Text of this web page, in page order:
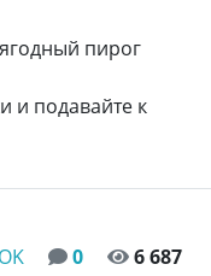
пирог
и подавайте к
0 6 687